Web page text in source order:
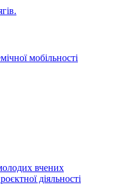
мобільності
вчених
діяльності